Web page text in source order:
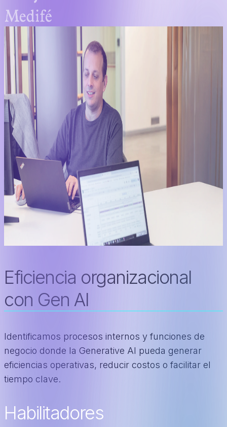
Eficiencia organizacional
con Gen AI
Identificamos procesos internos y funciones de
negocio donde la Generative AI pueda generar
eficiencias operativas, reducir costos o facilitar el
tiempo clave.
Habilitadores